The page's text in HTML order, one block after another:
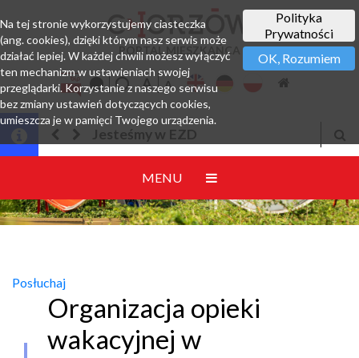
PORTAL MIESZKAŃCA
Jesteśmy w EZD
MENU
Posłuchaj
Organizacja opieki
wakacyjnej w
Polityka
Prywatności
OK, Rozumiem
Na tej stronie wykorzystujemy ciasteczka
(ang. cookies), dzięki którym nasz serwis może
działać lepiej. W każdej chwili możesz wyłączyć
ten mechanizm w ustawieniach swojej
przeglądarki. Korzystanie z naszego serwisu
bez zmiany ustawień dotyczących cookies,
umieszcza je w pamięci Twojego urządzenia.